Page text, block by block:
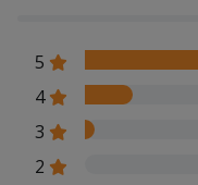
5
4
3
2